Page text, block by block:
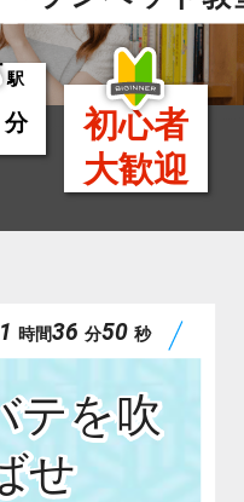
駅
分
初心者
大歓迎
テを吹
せ
時間36 分48 秒